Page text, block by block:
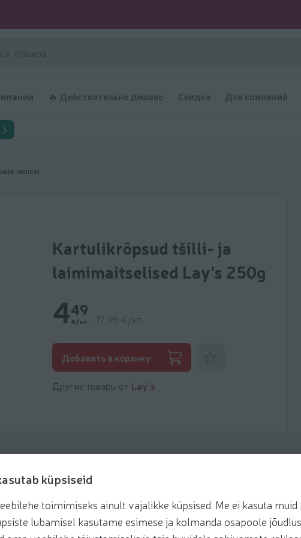
küpsiseid
toimimiseks ainult vajalikke küpsised. Me ei kasuta muid
lubamisel kasutame esimese ja kolmanda osapoole
🔥 Действительно дешево Скидки Для компаний
чипсы
Kartulikrõpsud tšilli- ja
laimimaitselised Lay's 250g
449
€/шт. 17,96 €/кг
Добавить в корзину
Другие товары от Lay's
Рецепты